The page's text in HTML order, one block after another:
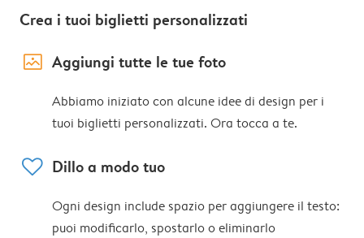
Crea i tuoi biglietti personalizzati
image_placeholder Aggiungi tutte le tue foto
Abbiamo iniziato con alcune idee di design per i
tuoi biglietti personalizzati. Ora tocca a te.
heart Dillo a modo tuo
Ogni design include spazio per aggiungere il testo:
puoi modificarlo, spostarlo o eliminarlo